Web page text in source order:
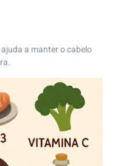
a manter o cabelo